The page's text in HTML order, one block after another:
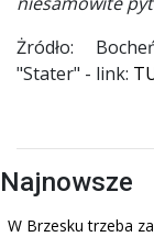
Żródło:
"Stater" - link:
Najnowsze
W Brzesku trzeba